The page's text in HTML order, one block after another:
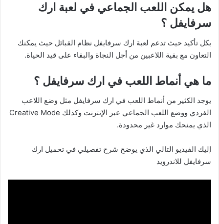
هل يمكن اللعب الجماعي في لعبة ارك
سرفايفل ؟
بكل تأكيد حيث تدعم لعبة ارك سرفايفل نظام القبائل حيث يمكنك
التعاون مع بقية اللاعبين من أجل النجاة والبقاء على قيد الحياة.
ما هي أنماط اللعب في ارك سرفايفل ؟
يوجد الكثير من أنماط اللعب في ارك سرفايفل مثل وضع اللاعب
الفردي ووضع اللعب الجماعي عبر الإنترنت وكذلك Creative Mode
الذي يمنحك موارد غير محدودة.
إليك الفيديو التالي الذي يوضح شرح تفصيلي في تحميل ارك
سرفايفل للاندرويد